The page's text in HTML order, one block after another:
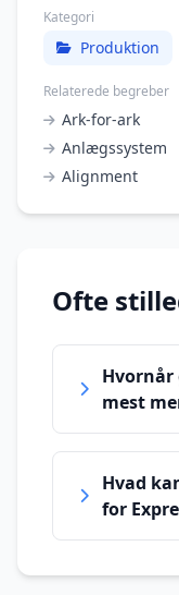
Kategori
Produktion
Relaterede begreber
Ark-for-ark
Anlægssystem
Alignment
Ofte
Hvornår
mest
Hvad
for